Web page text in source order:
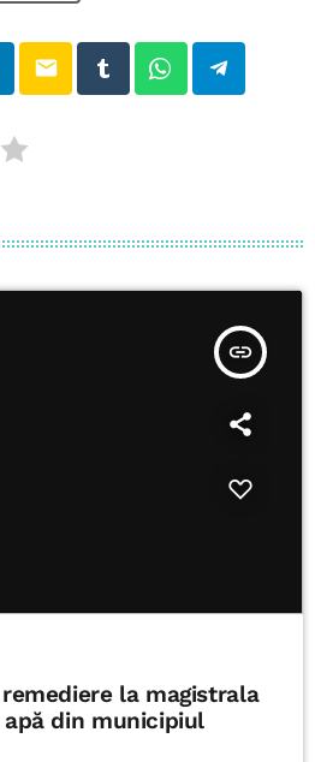
email
insert_link
la magistrala
din municipiul